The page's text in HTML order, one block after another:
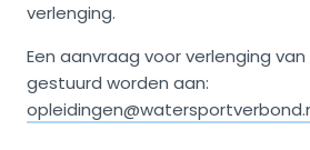
verlenging.
Een aanvraag voor verlenging
gestuurd worden aan: